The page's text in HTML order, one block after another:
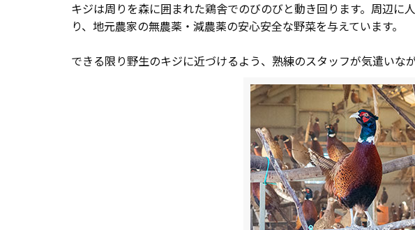
キジは周りを森に囲まれた鶏舎でのびのびと動き回ります。周辺に
り、地元農家の無農薬・減農薬の安心安全な野菜を与えています。
できる限り野生のキジに近づけるよう、熟練のスタッフが気遣いな